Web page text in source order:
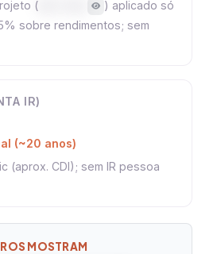
(R$ 17.265
) aplicado só
sobre rendimentos; sem
IR)
(~20 anos)
(aprox. CDI); sem IR pessoa
MOSTRAM